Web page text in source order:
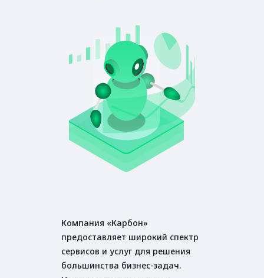
Компания «Карбон»
предоставляет широкий спектр
сервисов и услуг для решения
большинства бизнес-задач.